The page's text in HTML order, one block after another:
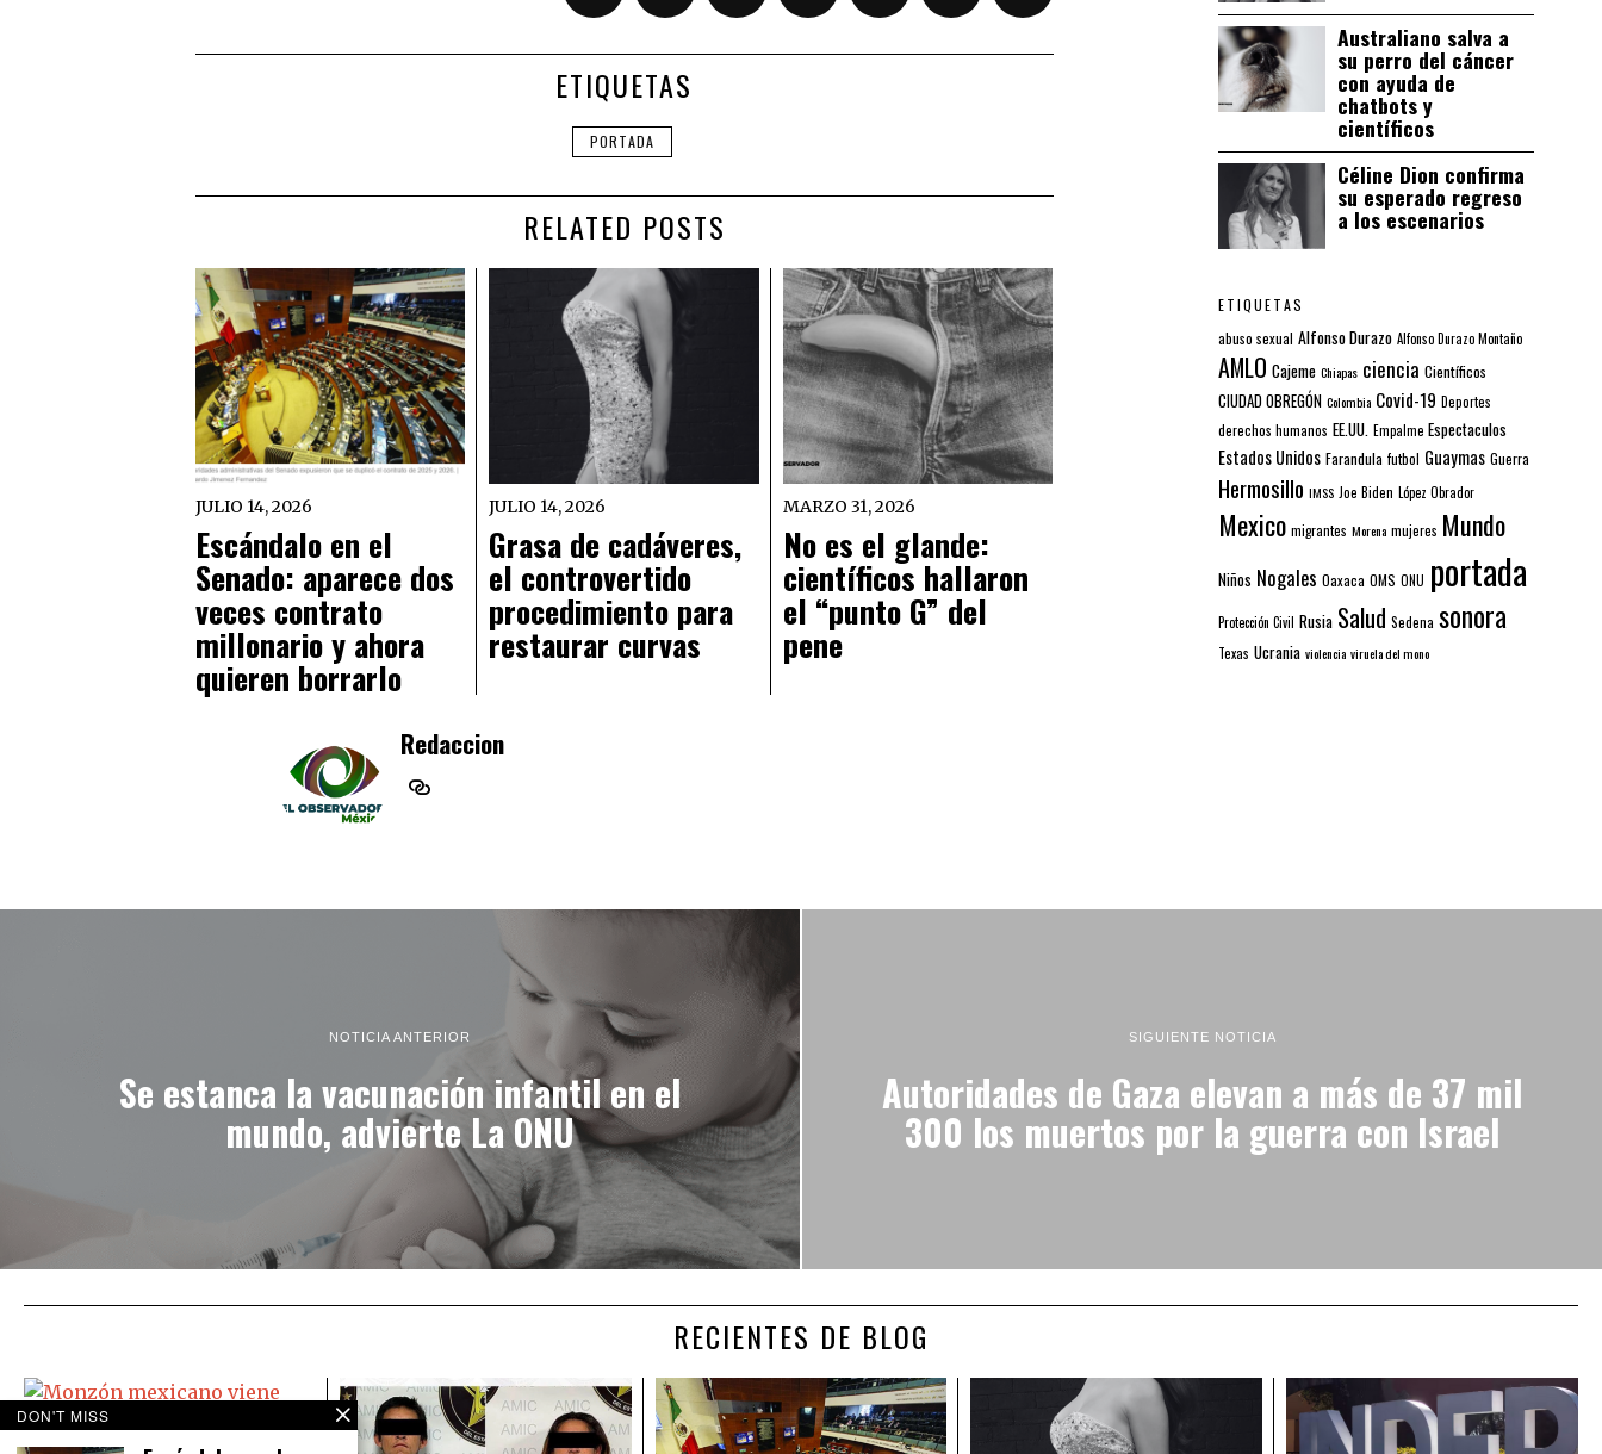
ETIQUETAS
PORTADA
RELATED POSTS
JULIO 14, 2026
Escándalo en el
Senado: aparece dos
veces contrato
millonario y ahora
quieren borrarlo
JULIO 14, 2026
Grasa de cadáveres,
el controvertido
procedimiento para
restaurar curvas
MARZO 31, 2026
No es el glande:
científicos hallaron
el “punto G” del
pene
Redaccion
Australiano salva a
su perro del cáncer
con ayuda de
chatbots y
científicos
Céline Dion confirma
su esperado regreso
a los escenarios
ETIQUETAS
abuso sexual Alfonso Durazo Alfonso Durazo Montaño
AMLO Cajeme Chiapas ciencia Científicos
CIUDAD OBREGÓN Colombia Covid-19 Deportes
derechos humanos EE.UU. Empalme Espectaculos
Estados Unidos Farandula futbol Guaymas Guerra
Hermosillo IMSS Joe Biden López Obrador
Mexico migrantes Morena mujeres Mundo
Niños Nogales Oaxaca OMS ONU portada
Protección Civil Rusia Salud Sedena sonora
Texas Ucrania violencia viruela del mono
NOTICIA ANTERIOR
Se estanca la vacunación infantil en el
mundo, advierte La ONU
SIGUIENTE NOTICIA
Autoridades de Gaza elevan a más de 37 mil
300 los muertos por la guerra con Israel
RECIENTES DE BLOG
DON'T MISS